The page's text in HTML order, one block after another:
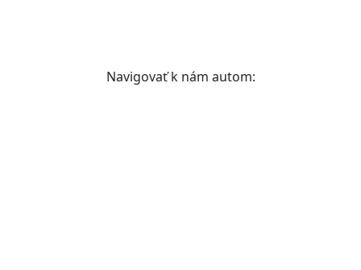
Navigovať k nám autom: